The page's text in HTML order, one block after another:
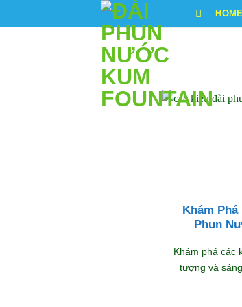
qua
HOME
Khám
Phun
Khám phá các
tượng và